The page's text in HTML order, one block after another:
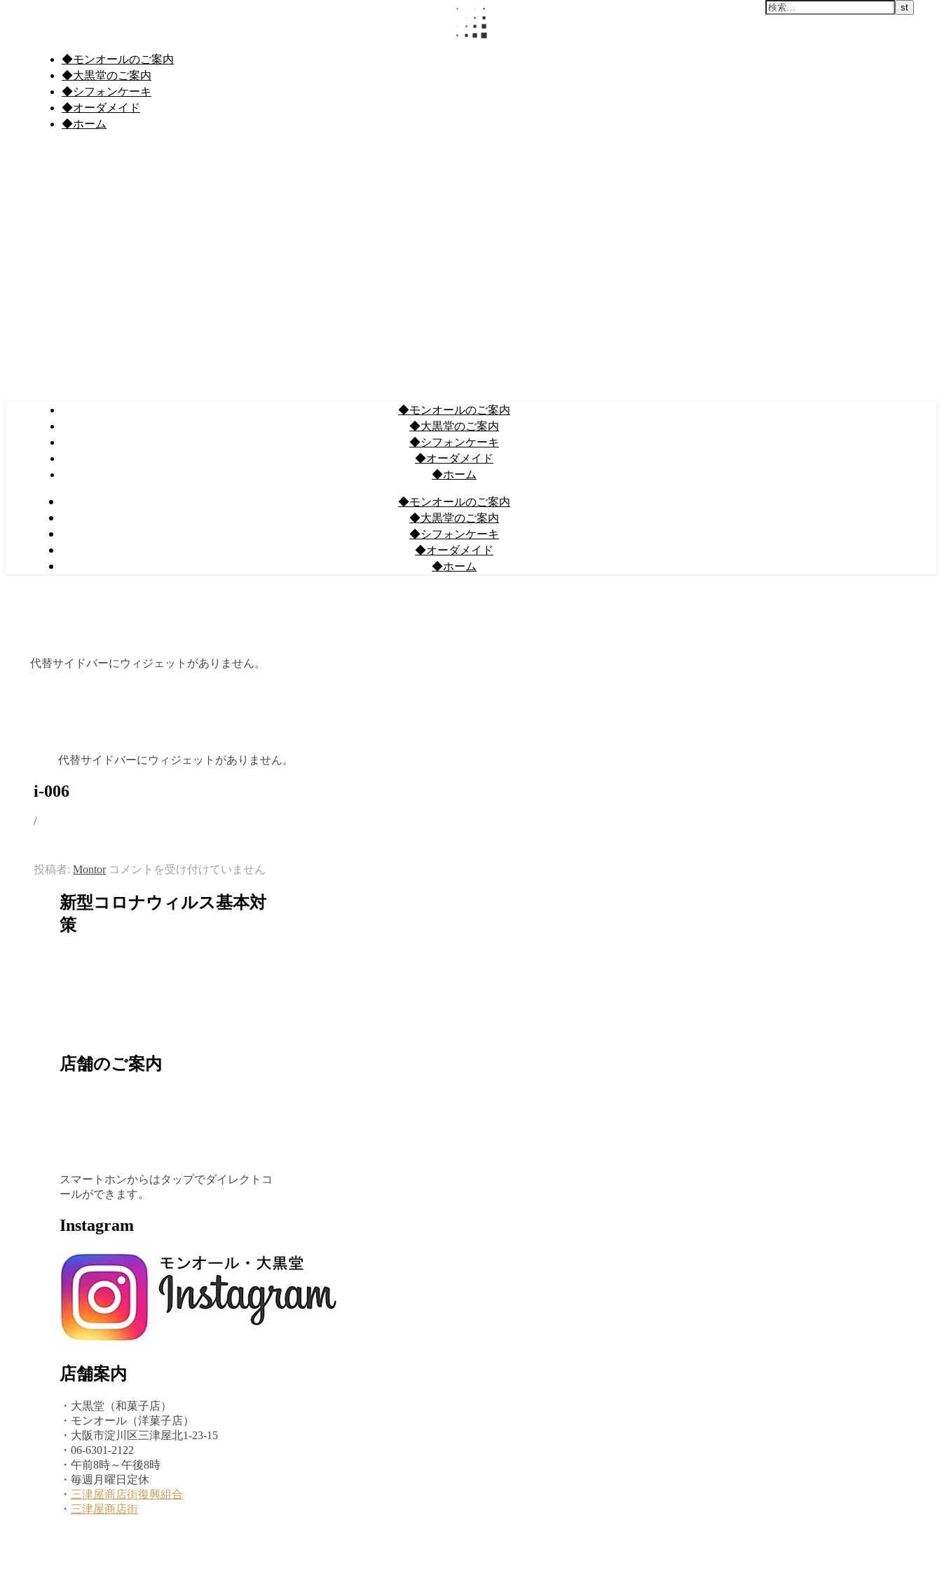
◆モンオールのご案内
◆大黒堂のご案内
◆シフォンケーキ
◆オーダメイド
◆ホーム
◆モンオールのご案内
◆大黒堂のご案内
◆シフォンケーキ
◆オーダメイド
◆ホーム
◆モンオールのご案内
◆大黒堂のご案内
◆シフォンケーキ
◆オーダメイド
◆ホーム
代替サイドバーにウィジェットがありません。
代替サイドバーにウィジェットがありません。
i-006
/
投稿者: Montor i-
コメントを受け付けていません
新型コロナウィルス基本対
策
店舗のご案内
スマートホンからはタップでダイレクトコ
ールができます。
Instagram
店舗案内
・大黒堂（和菓子店）
・モンオール（洋菓子店）
・大阪市淀川区三津屋北1-23-15
・06-6301-2122
・午前8時～午後8時
・毎週月曜日定休
・ 三津屋商店街復興組合
・ 三津屋商店街